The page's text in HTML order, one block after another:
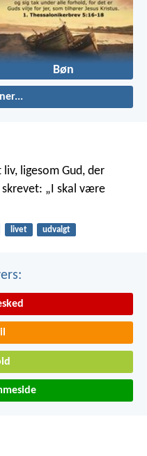
Bøn
ligesom Gud, der
„I skal være
livet udvalgt